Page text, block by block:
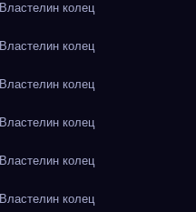
колец
колец
колец
колец
колец
колец